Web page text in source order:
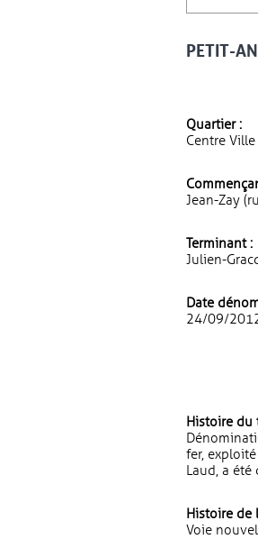
PETIT-
Quartier :
Centre Ville
Jean-Zay
Terminant :
Julien-
Date
24/09/
Histoire du
fer,
Laud, a
Histoire de
Voie